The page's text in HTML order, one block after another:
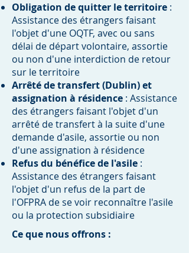
Obligation de quitter le territoire :
Assistance des étrangers faisant
l'objet d'une OQTF, avec ou sans
délai de départ volontaire, assortie
ou non d'une interdiction de retour
sur le territoire
Arrêté de transfert (Dublin) et
assignation à résidence : Assistance
des étrangers faisant l'objet d'un
arrêté de transfert à la suite d'une
demande d'asile, assortie ou non
d'une assignation à résidence
Refus du bénéfice de l'asile :
Assistance des étrangers faisant
l'objet d'un refus de la part de
l'OFPRA de se voir reconnaître l'asile
ou la protection subsidiaire
Ce que nous offrons :